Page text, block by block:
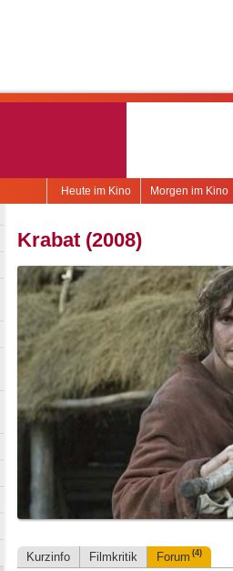
Morgen im Kino
Heute im Kino
Krabat (2008)
Kurzinfo Filmkritik Forum (4)